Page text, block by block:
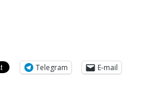
Telegram
E-mail